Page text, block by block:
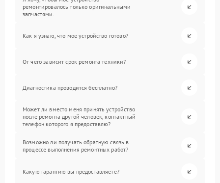
ремонтировалось только оригинальными
запчастями.
Как я узнаю, что мое устройство готово?
От чего зависит срок ремонта техники?
Диагностика проводится бесплатно?
Может ли вместо меня принять устройство
после ремонта другой человек, контактный
телефон которого я предоставлю?
Возможно ли получать обратную связь в
процессе выполнения ремонтных работ?
Какую гарантию вы предоставляете?